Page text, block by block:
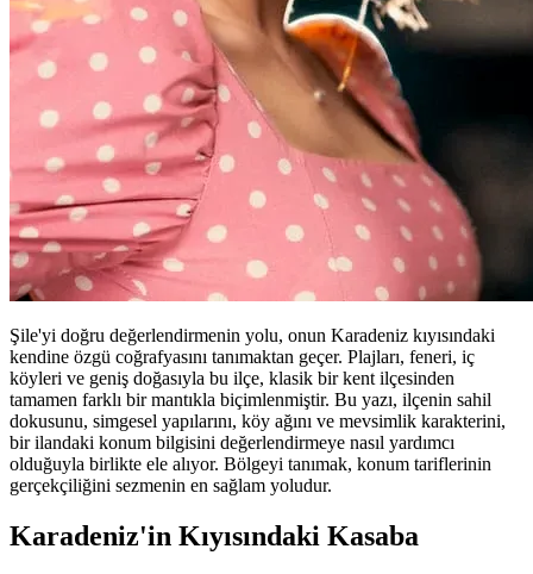
Şile'yi doğru değerlendirmenin yolu, onun Karadeniz kıyısındaki
kendine özgü coğrafyasını tanımaktan geçer. Plajları, feneri, iç
köyleri ve geniş doğasıyla bu ilçe, klasik bir kent ilçesinden
tamamen farklı bir mantıkla biçimlenmiştir. Bu yazı, ilçenin sahil
dokusunu, simgesel yapılarını, köy ağını ve mevsimlik karakterini,
bir ilandaki konum bilgisini değerlendirmeye nasıl yardımcı
olduğuyla birlikte ele alıyor. Bölgeyi tanımak, konum tariflerinin
gerçekçiliğini sezmenin en sağlam yoludur.
Karadeniz'in Kıyısındaki Kasaba